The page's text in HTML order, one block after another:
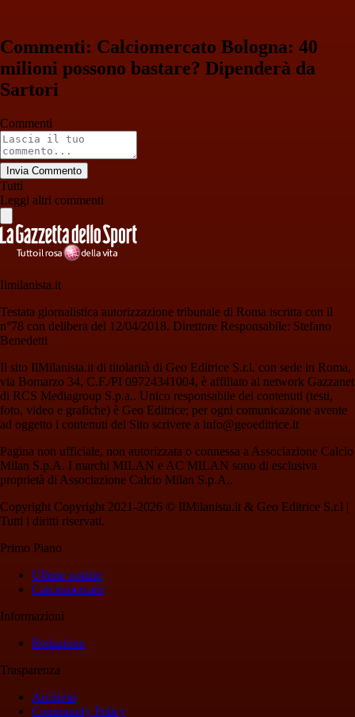
Commenti: Calciomercato Bologna: 40
milioni possono bastare? Dipenderà da
Sartori
Commenti
Invia Commento
Tutti
Leggi altri commenti
Ilmilanista.it
Testata giornalistica autorizzazione tribunale di Roma iscritta con il
n°78 con delibera del 12/04/2018. Direttore Responsabile: Stefano
Benedetti
Il sito IlMilanista.it di titolarità di Geo Editrice S.r.l. con sede in Roma,
via Bomarzo 34, C.F./PI 09724341004, è affiliato al network Gazzanet
di RCS Mediagroup S.p.a.. Unico responsabile dei contenuti (testi,
foto, video e grafiche) è Geo Editrice; per ogni comunicazione avente
ad oggetto i contenuti del Sito scrivere a info@geoeditrice.it
Pagina non ufficiale, non autorizzata o connessa a Associazione Calcio
Milan S.p.A. I marchi MILAN e AC MILAN sono di esclusiva
proprietà di Associazione Calcio Milan S.p.A..
Copyright Copyright 2021-2026 © IlMilanista.it & Geo Editrice S.r.l |
Tutti i diritti riservati.
Primo Piano
Ultime notizie
Calciomercato
Informazioni
Redazione
Trasparenza
Archivio
Community Policy